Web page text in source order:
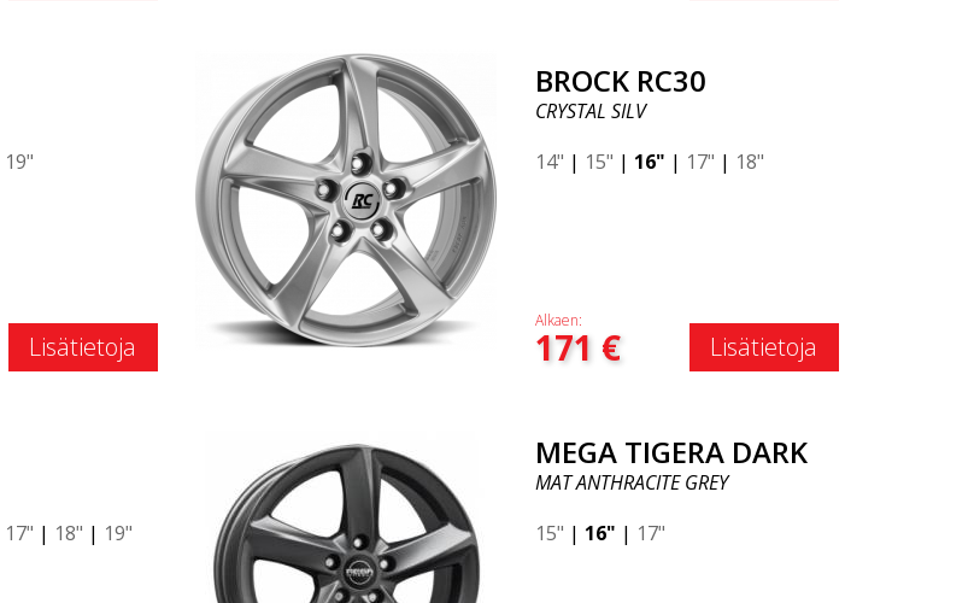
19"
Lisätietoja
BROCK RC30
CRYSTAL SILV
14" | 15" | 16" | 17" | 18"
Alkaen:
171 € Lisätietoja
17" | 18" | 19"
MEGA TIGERA DARK
MAT ANTHRACITE GREY
15" | 16" | 17"